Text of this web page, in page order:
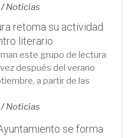
/Noticias
retoma su actividad
literario
este grupo de lectura
después del verano
a partir de las
/Noticias
se forma